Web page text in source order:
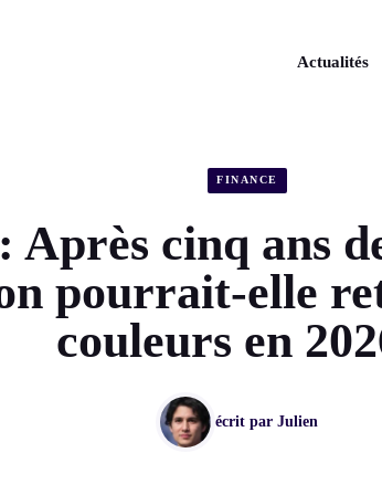
Actualités
FINANCE
Après cinq ans
pourrait-elle
couleurs en
écrit par Julien